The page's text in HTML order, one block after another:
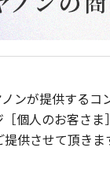
ンが提供するコ
個人のお客さ
供させて頂きま